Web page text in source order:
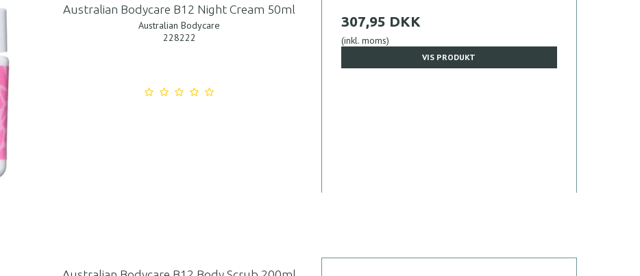
Australian Bodycare B12 Night Cream 50ml
Australian Bodycare
228222
307,95 DKK
(inkl. moms)
VIS PRODUKT